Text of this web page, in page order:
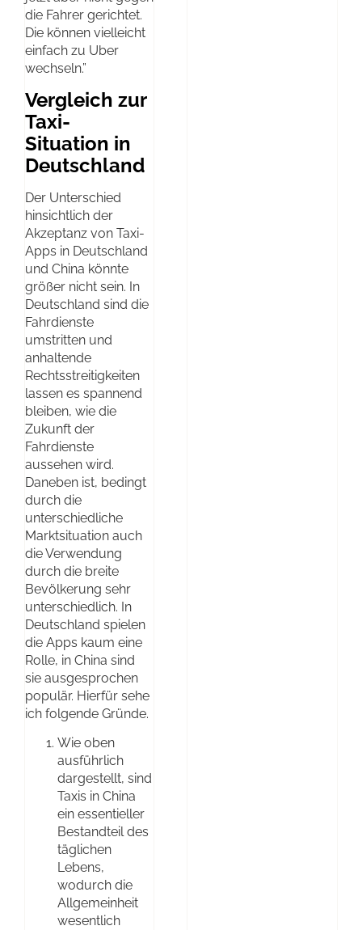
die Fahrer gerichtet.
Die können vielleicht
einfach zu Uber
wechseln.”
Vergleich zur
Taxi-
Situation in
Deutschland
Der Unterschied
hinsichtlich der
Akzeptanz von Taxi-
Apps in Deutschland
und China könnte
größer nicht sein. In
Deutschland sind die
Fahrdienste
umstritten und
anhaltende
Rechtsstreitigkeiten
lassen es spannend
bleiben, wie die
Zukunft der
Fahrdienste
aussehen wird.
Daneben ist, bedingt
durch die
unterschiedliche
Marktsituation auch
die Verwendung
durch die breite
Bevölkerung sehr
unterschiedlich. In
Deutschland spielen
die Apps kaum eine
Rolle, in China sind
sie ausgesprochen
populär. Hierfür sehe
ich folgende Gründe.
Wie oben
ausführlich
dargestellt, sind
Taxis in China
ein essentieller
Bestandteil des
täglichen
Lebens,
wodurch die
Allgemeinheit
wesentlich